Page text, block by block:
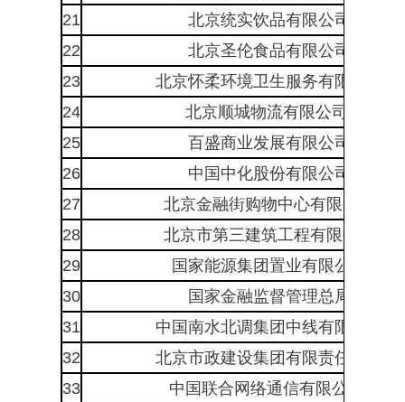
21
北京统实饮品有限公司
22
北京圣伦食品有限公司
23
北京怀柔环境卫生服务有限公司
24
北京顺城物流有限公司*
25
百盛商业发展有限公司
26
中国中化股份有限公司
27
北京金融街购物中心有限公司
28
北京市第三建筑工程有限公司
29
国家能源集团置业有限公司
30
国家金融监督管理总局
31
中国南水北调集团中线有限公司
32
北京市政建设集团有限责任公司
33
中国联合网络通信有限公司*